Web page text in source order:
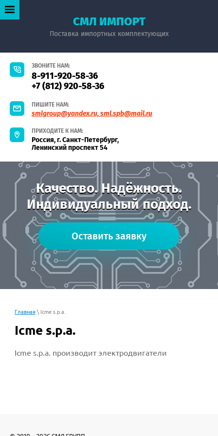
СМЛ ИМПОРТ
Поставка импортных комплектующих
ЗВОНИТЕ НАМ:
8-911-920-58-36
+7 (812) 920-58-36
ПИШИТЕ НАМ:
smlgroup@yandex.ru, sml.spb@mail.ru
ПРИХОДИТЕ К НАМ:
Россия, г. Санкт-Петербург,
Ленинский проспект 54
Качество. Надёжность.
Индивидуальный подход.
Оставить заявку
Главная \ Icme s.p.a.
Icme s.p.a.
Icme s.p.a. производит электродвигатели